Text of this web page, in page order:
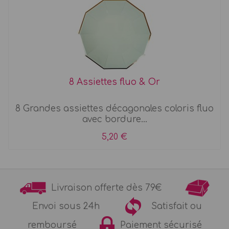
8 Assiettes fluo & Or
8 Grandes assiettes décagonales coloris fluo
avec bordure...
5,20 €
Livraison offerte dès 79€
Envoi sous 24h
Satisfait ou
remboursé
Paiement sécurisé